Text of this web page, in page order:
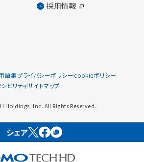
採用情報
語集プライバシーポリシーcookieポリシー
ビリティサイトマップ
Holdings, Inc. All Rights Reserved.
シェア